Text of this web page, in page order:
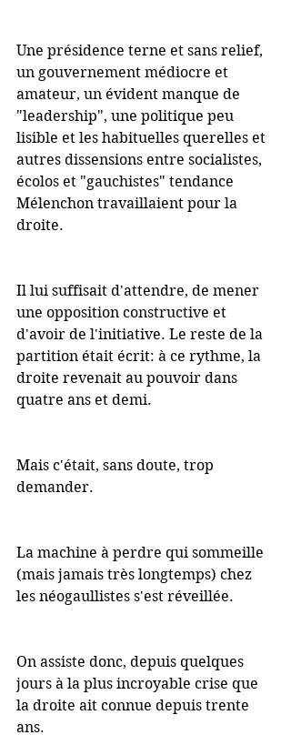
Une présidence terne et sans relief,
un gouvernement médiocre et
amateur, un évident manque de
"leadership", une politique peu
lisible et les habituelles querelles et
autres dissensions entre socialistes,
écolos et "gauchistes" tendance
Mélenchon travaillaient pour la
droite.
Il lui suffisait d'attendre, de mener
une opposition constructive et
d'avoir de l'initiative. Le reste de la
partition était écrit: à ce rythme, la
droite revenait au pouvoir dans
quatre ans et demi.
Mais c'était, sans doute, trop
demander.
La machine à perdre qui sommeille
(mais jamais très longtemps) chez
les néogaullistes s'est réveillée.
On assiste donc, depuis quelques
jours à la plus incroyable crise que
la droite ait connue depuis trente
ans.